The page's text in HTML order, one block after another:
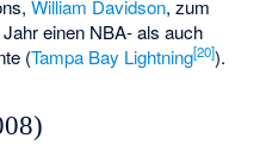
William Davidson, zum
einen NBA- als auch
(Tampa Bay Lightning[20]).